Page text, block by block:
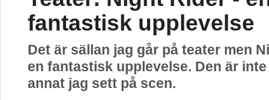
fantastisk upplevelse
Det är sällan jag går på teater men
en fantastisk upplevelse. Den är
annat jag sett på scen.